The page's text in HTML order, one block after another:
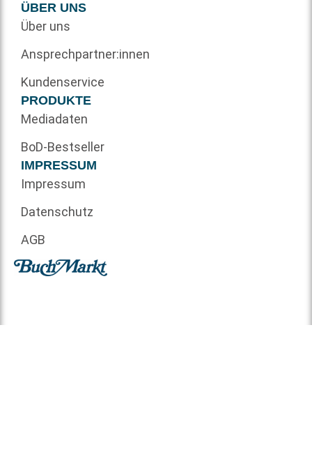
ÜBER UNS
Über uns
Ansprechpartner:innen
Kundenservice
PRODUKTE
Mediadaten
BoD-Bestseller
IMPRESSUM
Impressum
Datenschutz
AGB